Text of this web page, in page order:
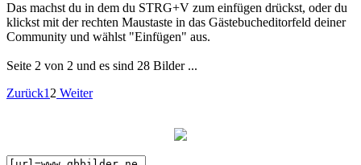
Das machst du in dem du STRG+V zum einfügen drückst, oder du
klickst mit der rechten Maustaste in das Gästebucheditorfeld deiner
Community und wählst "Einfügen" aus.
Seite 2 von 2 und es sind 28 Bilder ...
Zurück1 2 Weiter